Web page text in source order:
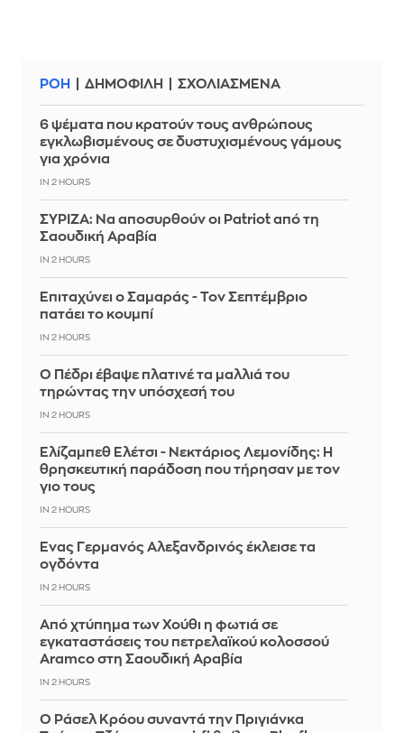
ΡΟΗ ΔΗΜΟΦΙΛΗ ΣΧΟΛΙΑΣΜΕΝΑ
6 ψέματα που κρατούν τους ανθρώπους
εγκλωβισμένους σε δυστυχισμένους γάμους
για χρόνια
IN 2 HOURS
ΣΥΡΙΖΑ: Να αποσυρθούν οι Patriot από τη
Σαουδική Αραβία
IN 2 HOURS
Επιταχύνει ο Σαμαράς - Τον Σεπτέμβριο
πατάει το κουμπί
IN 2 HOURS
Ο Πέδρι έβαψε πλατινέ τα μαλλιά του
τηρώντας την υπόσχεσή του
IN 2 HOURS
Ελίζαμπεθ Ελέτσι - Νεκτάριος Λεμονίδης: Η
θρησκευτική παράδοση που τήρησαν με τον
γιο τους
IN 2 HOURS
Ένας Γερμανός Αλεξανδρινός έκλεισε τα
ογδόντα
IN 2 HOURS
Από χτύπημα των Χούθι η φωτιά σε
εγκαταστάσεις του πετρελαϊκού κολοσσού
Aramco στη Σαουδική Αραβία
IN 2 HOURS
Ο Ράσελ Κρόου συναντά την Πριγιάνκα